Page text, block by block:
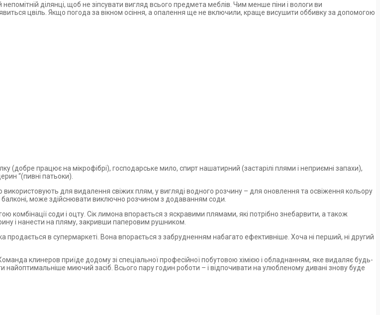
ділянці, щоб не зіпсувати вигляд всього предмета меблів. Чим менше піни і вологи ви
цвіль. Якщо погода за вікном осіння, а опалення ще не включили, краще висушити оббивку за допомогою
працює на мікрофібрі), господарське мило, спирт нашатирний (застарілі плями і неприємні запахи),
“(пивні патьоки).
використовують для видалення свіжих плям, у вигляді водного розчину – для оновлення та освіження кольору
може здійснювати виключно розчином з додаванням соди.
комбінації соди і оцту. Сік лимона впорається з яскравими плямами, які потрібно знебарвити, а також
і нанести на пляму, закривши паперовим рушником.
в супермаркеті. Вона впорається з забрудненням набагато ефективніше. Хоча ні перший, ні другий
клинеров приїде додому зі спеціальної професійної побутовою хімією і обладнанням, яке видаляє будь-
найоптимальніше миючий засіб. Всього пару годин роботи – і відпочивати на улюбленому дивані знову буде